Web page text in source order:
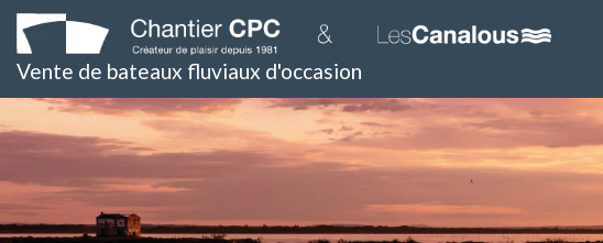
Skip
content
Vente de bateaux fluviaux d'occasion